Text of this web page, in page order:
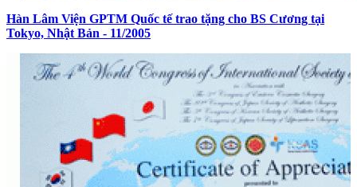
Hàn Lâm Viện GPTM Quốc tế trao tặng cho BS Cương tại
Tokyo, Nhật Bản - 11/2005